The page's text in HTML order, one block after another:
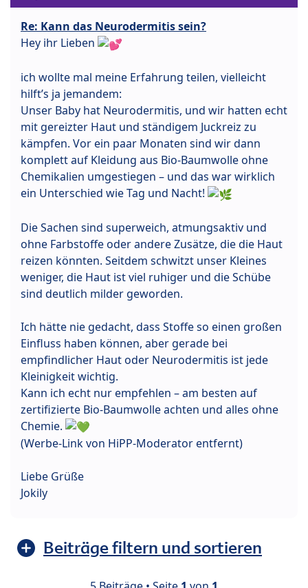
Re: Kann das Neurodermitis sein?
Hey ihr Lieben
ich wollte mal meine Erfahrung teilen, vielleicht
hilft’s ja jemandem:
Unser Baby hat Neurodermitis, und wir hatten echt
mit gereizter Haut und ständigem Juckreiz zu
kämpfen. Vor ein paar Monaten sind wir dann
komplett auf Kleidung aus Bio-Baumwolle ohne
Chemikalien umgestiegen – und das war wirklich
ein Unterschied wie Tag und Nacht!
Die Sachen sind superweich, atmungsaktiv und
ohne Farbstoffe oder andere Zusätze, die die Haut
reizen könnten. Seitdem schwitzt unser Kleines
weniger, die Haut ist viel ruhiger und die Schübe
sind deutlich milder geworden.
Ich hätte nie gedacht, dass Stoffe so einen großen
Einfluss haben können, aber gerade bei
empfindlicher Haut oder Neurodermitis ist jede
Kleinigkeit wichtig.
Kann ich echt nur empfehlen – am besten auf
zertifizierte Bio-Baumwolle achten und alles ohne
Chemie.
(Werbe-Link von HiPP-Moderator entfernt)
Liebe Grüße
Jokily
Beiträge filtern und sortieren